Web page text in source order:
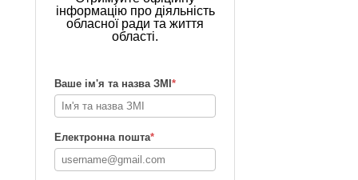
інформацію про діяльність
обласної ради та життя
області.
Ваше ім'я та назва ЗМІ*
Електронна пошта*